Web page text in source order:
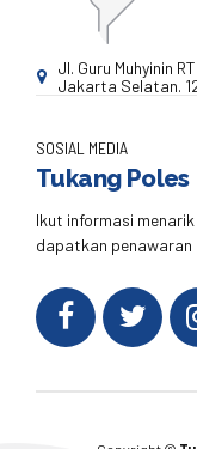
Jl. Guru Muhyinin
Jakarta Selatan.
SOSIAL MEDIA
Tukang Poles
Ikut informasi
dapatkan